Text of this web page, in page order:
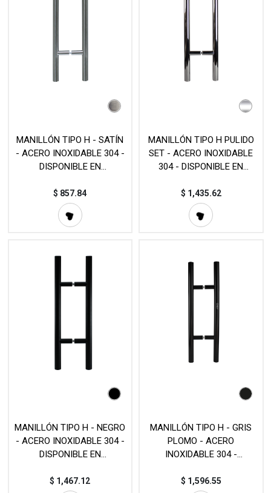
MANILLÓN TIPO H - SATÍN
- ACERO INOXIDABLE 304 -
DISPONIBLE EN
MOD. L20 (SET)
$ 857.84
MANILLÓN TIPO H PULIDO
SET - ACERO INOXIDABLE
304 - DISPONIBLE EN
MOD. L20 (SET)
$ 1,435.62
MANILLÓN TIPO H - NEGRO
- ACERO INOXIDABLE 304 -
DISPONIBLE EN
MOD. L20 (SET)
$ 1,467.12
MANILLÓN TIPO H - GRIS
PLOMO - ACERO
INOXIDABLE 304 -
DIFERENTES MEDIDAS -
$ 1,596.55